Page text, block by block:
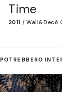
Time
2011 / Wall&decò
POTREBBERO